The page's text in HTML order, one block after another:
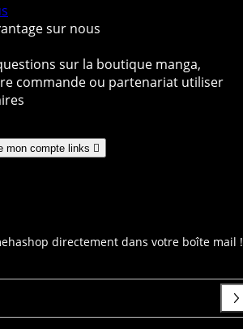
directement dans votre boîte mail !
sur nous
sur la boutique manga,
commande ou partenariat utiliser
mon compte links 